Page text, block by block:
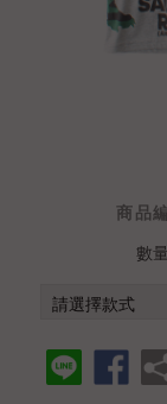
商品
數量